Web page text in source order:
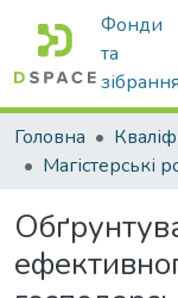
Фонди
та
зібрання
Головна
Магістерські